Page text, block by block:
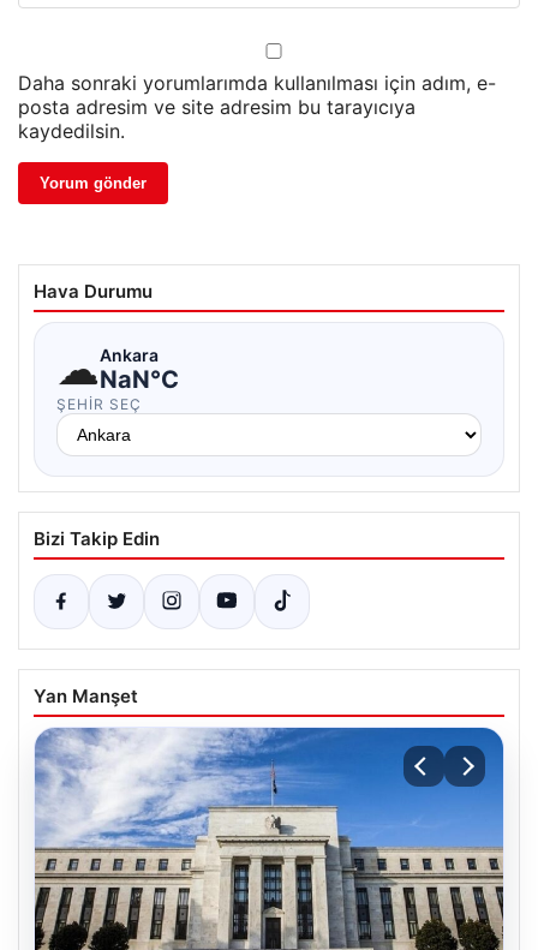
Daha sonraki yorumlarımda kullanılması için adım, e-
posta adresim ve site adresim bu tarayıcıya
kaydedilsin.
Hava Durumu
☁Ankara
NaN°C
ŞEHIR SEÇ
Bizi Takip Edin
Yan Manşet